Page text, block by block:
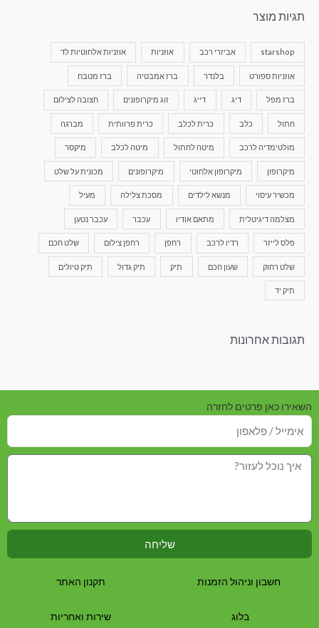
תגיות מוצר
starshop אביזרי רכב אוזניות אוזניות אלחוטיות לד
אוזניות ספורט בלנדר ברז אמבטיה ברז מטבח
ברז מפל דיג דייג זוג מיקרופונים חצובה לצילום
חתול כלב כרית לכלב כרית פרוותית מברגה
מולטימדיה לרכב מיטה לחתול מיטה לכלב מיקסר
מיקרופון מיקרופון אלחוטי מיקרופונים מכונית על שלט
מכשיר עיסוי מנשא לילדים מסכת צלילה מעיל
מצלמה דיגיטלית מתאם אודיו עכבר עכבר נטען
פלס לייזר רדיו לרכב רחפן רחפן צילום שלט חכם
שלט רחוק שעון חכם תיק תיק גדול תיק טיולים
תיק יד
תגובות אחרונות
השאירו כאן פרטים לחזרה
שליחה
חשבון וניהול הזמנות
בלוג
תקנון האתר
שירות ואחריות